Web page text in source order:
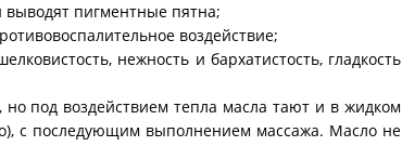
пигментные пятна;
воздействие;
нежность и бархатистость, гладкость
под воздействием тепла масла тают и в жидком
с последующим выполнением массажа. Масло не